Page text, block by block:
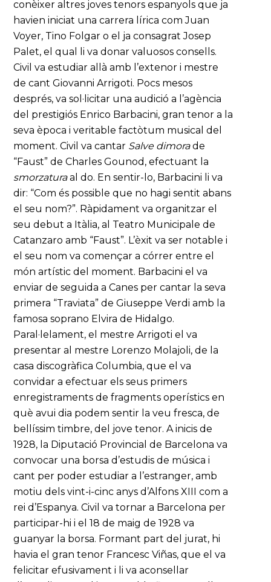
conèixer altres joves tenors espanyols que ja
havien iniciat una carrera lírica com Juan
Voyer, Tino Folgar o el ja consagrat Josep
Palet, el qual li va donar valuosos consells.
Civil va estudiar allà amb l’extenor i mestre
de cant Giovanni Arrigoti. Pocs mesos
després, va sol·licitar una audició a l’agència
del prestigiós Enrico Barbacini, gran tenor a la
seva època i veritable factòtum musical del
moment. Civil va cantar Salve dimorade
“Faust” de Charles Gounod, efectuant la
smorzaturaal do. En sentir-lo, Barbacini li va
dir: “Com és possible que no hagi sentit abans
el seu nom?”. Ràpidament va organitzar el
seu debut a Itàlia, al Teatro Municipale de
Catanzaro amb “Faust”. L’èxit va ser notable i
el seu nom va començar a córrer entre el
món artístic del moment. Barbacini el va
enviar de seguida a Canes per cantar la seva
primera “Traviata” de Giuseppe Verdi amb la
famosa soprano Elvira de Hidalgo.
Paral·lelament, el mestre Arrigoti el va
presentar al mestre Lorenzo Molajoli, de la
casa discogràfica Columbia, que el va
convidar a efectuar els seus primers
enregistraments de fragments operístics en
què avui dia podem sentir la veu fresca, de
bellíssim timbre, del jove tenor. A inicis de
1928, la Diputació Provincial de Barcelona va
convocar una borsa d’estudis de música i
cant per poder estudiar a l’estranger, amb
motiu dels vint-i-cinc anys d’Alfons XIII com a
rei d’Espanya. Civil va tornar a Barcelona per
participar-hi i el 18 de maig de 1928 va
guanyar la borsa. Formant part del jurat, hi
havia el gran tenor Francesc Viñas, que el va
felicitar efusivament i li va aconsellar